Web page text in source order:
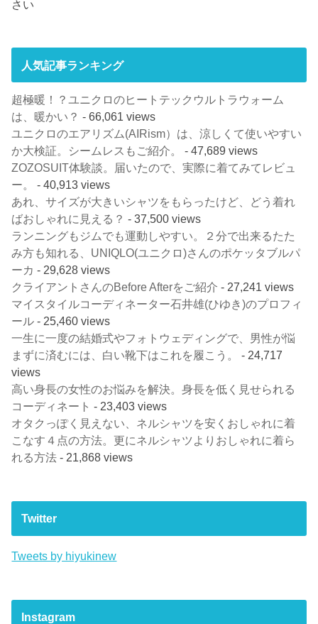
さい
人気記事ランキング
超極暖！？ユニクロのヒートテックウルトラウォーム
は、暖かい？ - 66,061 views
ユニクロのエアリズム(AIRism）は、涼しくて使いやすい
か大検証。シームレスもご紹介。
- 47,689 views
ZOZOSUIT体験談。届いたので、実際に着てみてレビュ
ー。
- 40,913 views
あれ、サイズが大きいシャツをもらったけど、どう着れ
ばおしゃれに見える？ - 37,500 views
ランニングもジムでも運動しやすい。２分で出来るたた
み方も知れる、UNIQLO(ユニクロ)さんのポケッタブルパ
ーカ - 29,628 views
クライアントさんのBefore Afterをご紹介 - 27,241 views
マイスタイルコーディネーター石井雄(ひゆき)のプロフィ
ール - 25,460 views
一生に一度の結婚式やフォトウェディングで、男性が悩
まずに済むには、白い靴下はこれを履こう。
- 24,717
views
高い身長の女性のお悩みを解決。身長を低く見せられる
コーディネート - 23,403 views
オタクっぽく見えない、ネルシャツを安くおしゃれに着
こなす４点の方法。更にネルシャツよりおしゃれに着ら
れる方法 - 21,868 views
Twitter
Tweets by hiyukinew
Instagram